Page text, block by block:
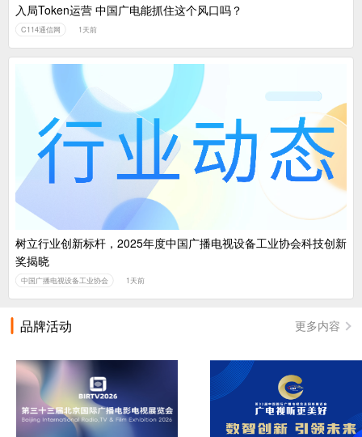
入局Token运营 中国广电能抓住这个风口吗？
C114通信网 1天前
树立行业创新标杆，2025年度中国广播电视设备工业协会科技创新
奖揭晓
中国广播电视设备工业协会 1天前
品牌活动 更多内容